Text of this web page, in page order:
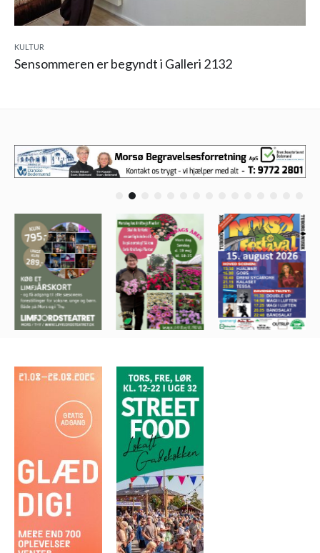
KULTUR
Sensommeren er begyndt i Galleri 2132